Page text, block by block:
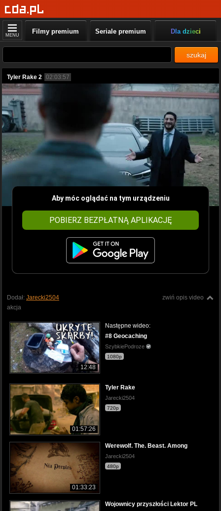
MENU Filmy premium Seriale premium Dla dzieci
szukaj
Tyler Rake 2 02:03:57
Aby móc oglądać na tym urządzeniu
POBIERZ BEZPŁATNĄ APLIKACJĘ
zwiń opis video
Dodał: Jarecki2504
akcja
12:48
Następne wideo:
#8 Geocaching
SzybkiePodroze
1080p
01:57:26
Tyler Rake
Jarecki2504
720p
01:33:23
Werewolf. The. Beast. Among
Jarecki2504
480p
Wojownicy przyszłości Lektor PL